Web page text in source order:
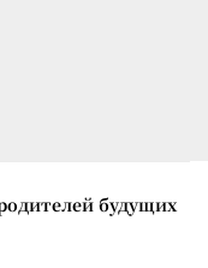
будущих